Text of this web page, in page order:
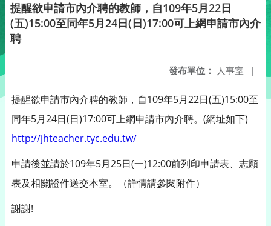
提醒欲申請市內介聘的教師，自109年5月22日
(五)15:00至同年5月24日(日)17:00可上網申請市內介
聘
發布單位： 人事室 |
提醒欲申請市內介聘的教師，自109年5月22日(五)15:00至
同年5月24日(日)17:00可上網申請市內介聘。(網址如下)
http://jhteacher.tyc.edu.tw/
申請後並請於109年5月25日(一)12:00前列印申請表、志願
表及相關證件送交本室。（詳情請參閱附件）
謝謝!